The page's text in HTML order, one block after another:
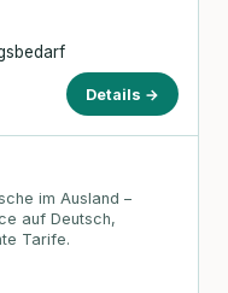
Details →
im Ausland –
auf Deutsch,
Tarife.